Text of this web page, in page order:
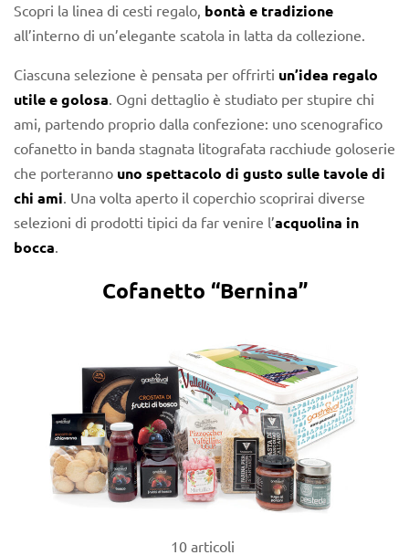
Scopri la linea di cesti regalo, bontà e tradizione
all’interno di un’elegante scatola in latta da collezione.
Ciascuna selezione è pensata per offrirti un’idea regalo
utile e golosa. Ogni dettaglio è studiato per stupire chi
ami, partendo proprio dalla confezione: uno scenografico
cofanetto in banda stagnata litografata racchiude goloserie
che porteranno uno spettacolo di gusto sulle tavole di
chi ami. Una volta aperto il coperchio scoprirai diverse
selezioni di prodotti tipici da far venire l’acquolina in
bocca.
Cofanetto “Bernina”
10 articoli